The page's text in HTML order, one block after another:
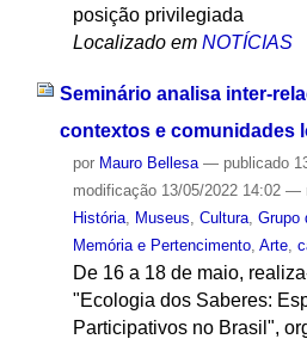
posição privilegiada
Localizado em NOTÍCIAS
Seminário analisa inter-
contextos e comunidades
por Mauro Bellesa — publicado
modificação13/05/2022 14:02 —
História, Museus Cultura, Grupo
Memória e Pertencimento, Arte,
De 16 a 18 de maio,
"Ecologia dos Saberes:
Participativos no Brasil",